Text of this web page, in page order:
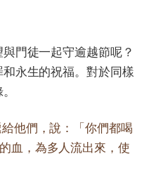
門徒一起守逾越節呢？
永生的祝福。對於同樣
他們，說：「你們都喝
血，為多人流出來，使